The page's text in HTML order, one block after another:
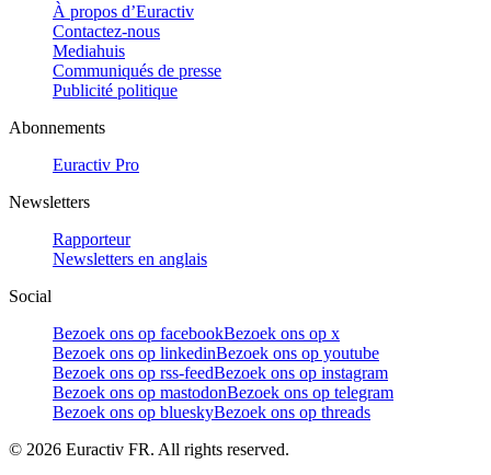
À propos d’Euractiv
Contactez-nous
Mediahuis
Communiqués de presse
Publicité politique
Abonnements
Euractiv Pro
Newsletters
Rapporteur
Newsletters en anglais
Social
Bezoek ons op facebookBezoek ons op x
Bezoek ons op linkedinBezoek ons op youtube
Bezoek ons op rss-feedBezoek ons op instagram
Bezoek ons op mastodonBezoek ons op telegram
Bezoek ons op blueskyBezoek ons op threads
© 2026 Euractiv FR. All rights reserved.